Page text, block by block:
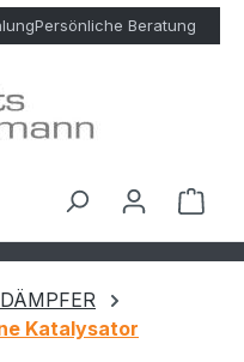
Persönliche Beratung
Katalysator